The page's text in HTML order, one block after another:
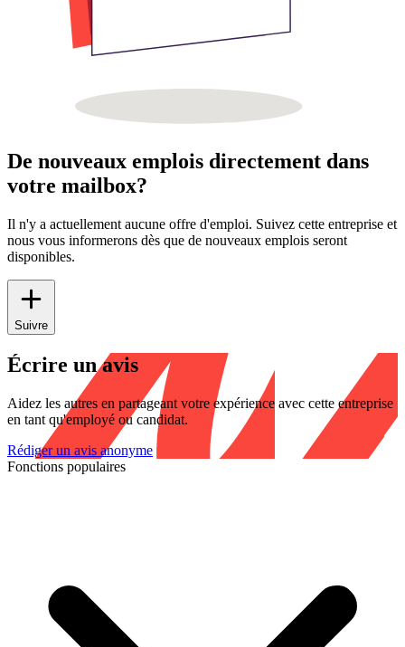
De nouveaux emplois directement dans
votre mailbox?
Il n'y a actuellement aucune offre d'emploi. Suivez cette entreprise et
nous vous informerons dès que de nouveaux emplois seront
disponibles.
Suivre
Écrire un avis
Aidez les autres en partageant votre expérience avec cette entreprise
en tant qu'employé ou candidat.
Rédiger un avis anonyme
Fonctions populaires